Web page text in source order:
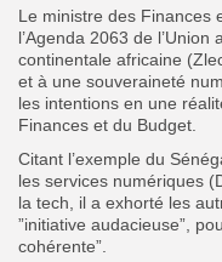
Le ministre des Finances
l’Agenda 2063 de
continentale africaine
et à une souveraineté
les intentions en une
Finances et du Budget.
Citant l’exemple du
les services numériques
la tech, il a exhorté les
”initiative audacieuse”,
cohérente”.